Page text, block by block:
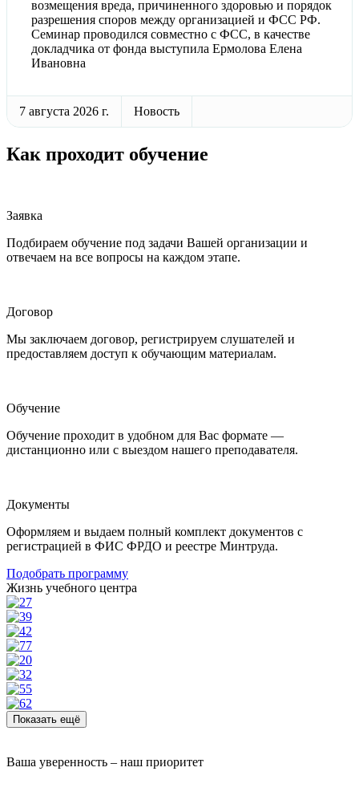
возмещения вреда, причиненного здоровью и порядок
разрешения споров между организацией и ФСС РФ.
Семинар проводился совместно с ФСС, в качестве
докладчика от фонда выступила Ермолова Елена
Ивановна
7 августа 2026 г. Новость
Как проходит обучение
Заявка
Подбираем обучение под задачи Вашей организации и
отвечаем на все вопросы на каждом этапе.
Договор
Мы заключаем договор, регистрируем слушателей и
предоставляем доступ к обучающим материалам.
Обучение
Обучение проходит в удобном для Вас формате —
дистанционно или с выездом нашего преподавателя.
Документы
Оформляем и выдаем полный комплект документов с
регистрацией в ФИС ФРДО и реестре Минтруда.
Подобрать программу
Жизнь учебного центра
Показать ещё
Ваша уверенность – наш приоритет